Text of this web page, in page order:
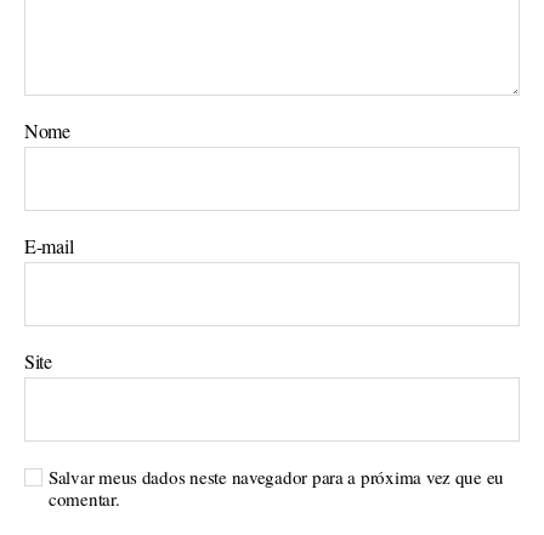
Nome
E-mail
Site
Salvar meus dados neste navegador para a próxima vez que eu
comentar.